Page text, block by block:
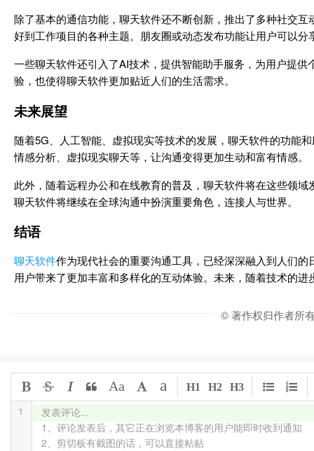
除了基本的通信功能，聊天软件还不断创新，推出了多种社交
好到工作项目的各种主题。朋友圈或动态发布功能让用户可以
一些聊天软件还引入了AI技术，提供智能助手服务，为用户提
验，也使得聊天软件更加贴近人们的生活需求。
未来展望
随着5G、人工智能、虚拟现实等技术的发展，聊天软件的功能
情感分析、虚拟现实聊天等，让沟通变得更加生动和富有情感。
此外，随着远程办公和在线教育的普及，聊天软件将在这些领
聊天软件将继续在全球沟通中扮演重要角色，连接人与世界。
结语
聊天软件作为现代社会的重要沟通工具，已经深深融入到人们
用户带来了更加丰富和多样化的互动体验。未来，随着技术的
© 著作权归作者所
发表评论...
1、评论发表后，其它正在浏览本博客的用户能即时收到通知
2、剪切板有截图的话，可以直接粘贴
1
Aa a H1 H2 H3